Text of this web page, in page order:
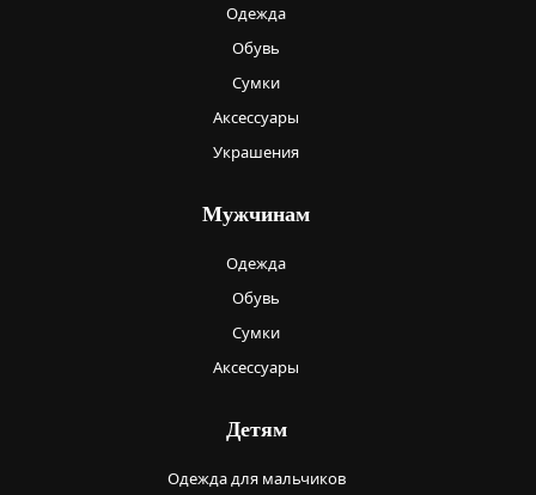
Одежда
Обувь
Сумки
Аксессуары
Украшения
Мужчинам
Одежда
Обувь
Сумки
Аксессуары
Детям
Одежда для мальчиков